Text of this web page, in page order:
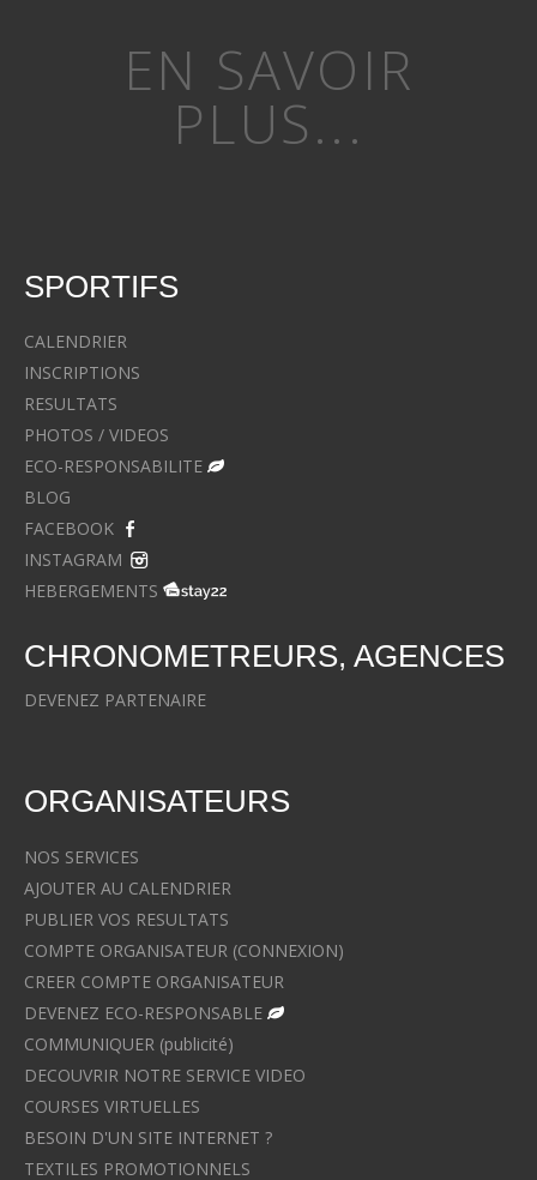
EN SAVOIR
PLUS...
SPORTIFS
CALENDRIER
INSCRIPTIONS
RESULTATS
PHOTOS / VIDEOS
ECO-RESPONSABILITE
BLOG
FACEBOOK
INSTAGRAM
HEBERGEMENTS
CHRONOMETREURS, AGENCES
DEVENEZ PARTENAIRE
ORGANISATEURS
NOS SERVICES
AJOUTER AU CALENDRIER
PUBLIER VOS RESULTATS
COMPTE ORGANISATEUR (CONNEXION)
CREER COMPTE ORGANISATEUR
DEVENEZ ECO-RESPONSABLE
COMMUNIQUER (publicité)
DECOUVRIR NOTRE SERVICE VIDEO
COURSES VIRTUELLES
BESOIN D'UN SITE INTERNET ?
TEXTILES PROMOTIONNELS